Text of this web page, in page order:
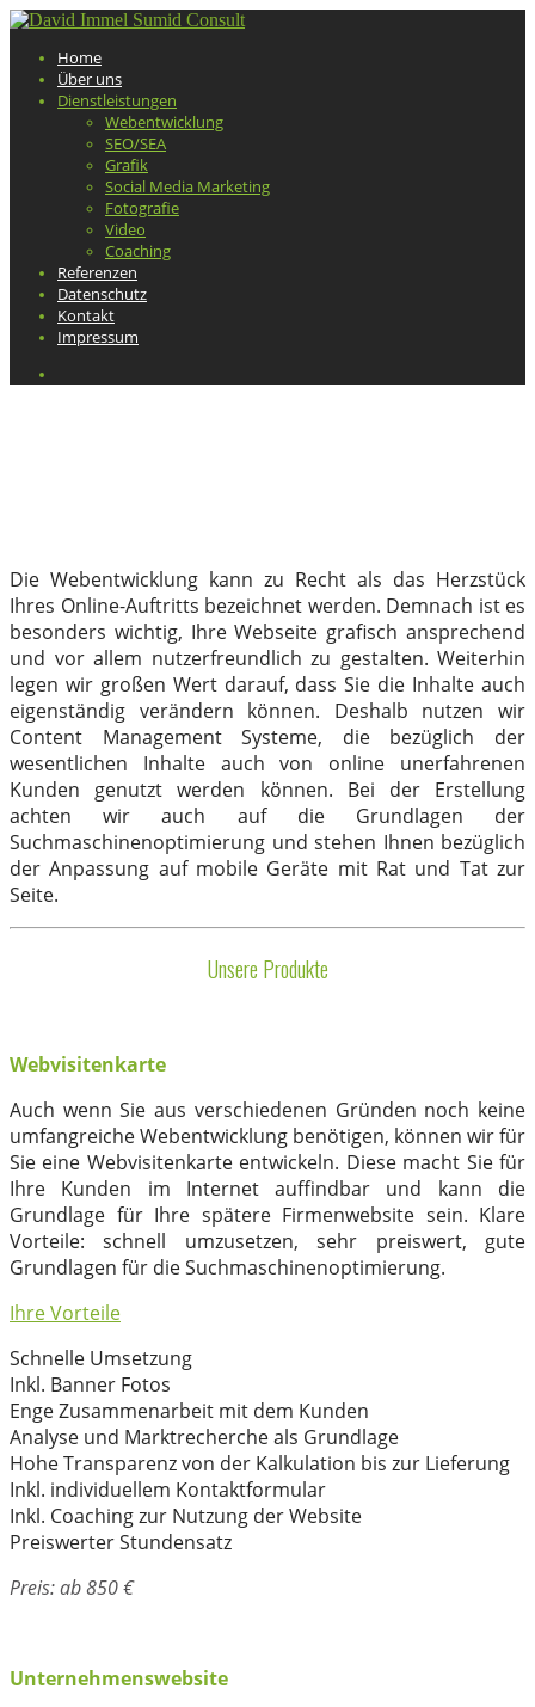
Home
Über uns
Dienstleistungen
Webentwicklung
SEO/SEA
Grafik
Social Media Marketing
Fotografie
Video
Coaching
Referenzen
Datenschutz
Kontakt
Impressum
Die Webentwicklung kann zu Recht als das Herzstück
Ihres Online-Auftritts bezeichnet werden. Demnach ist es
besonders wichtig, Ihre Webseite grafisch ansprechend
und vor allem nutzerfreundlich zu gestalten. Weiterhin
legen wir großen Wert darauf, dass Sie die Inhalte auch
eigenständig verändern können. Deshalb nutzen wir
Content Management Systeme, die bezüglich der
wesentlichen Inhalte auch von online unerfahrenen
Kunden genutzt werden können. Bei der Erstellung
achten wir auch auf die Grundlagen der
Suchmaschinenoptimierung und stehen Ihnen bezüglich
der Anpassung auf mobile Geräte mit Rat und Tat zur
Seite.
Unsere Produkte
Webvisitenkarte
Auch wenn Sie aus verschiedenen Gründen noch keine
umfangreiche Webentwicklung benötigen, können wir für
Sie eine Webvisitenkarte entwickeln. Diese macht Sie für
Ihre Kunden im Internet auffindbar und kann die
Grundlage für Ihre spätere Firmenwebsite sein. Klare
Vorteile: schnell umzusetzen, sehr preiswert, gute
Grundlagen für die Suchmaschinenoptimierung.
Ihre Vorteile
Schnelle Umsetzung
Inkl. Banner Fotos
Enge Zusammenarbeit mit dem Kunden
Analyse und Marktrecherche als Grundlage
Hohe Transparenz von der Kalkulation bis zur Lieferung
Inkl. individuellem Kontaktformular
Inkl. Coaching zur Nutzung der Website
Preiswerter Stundensatz
Preis: ab 850 €
Unternehmenswebsite